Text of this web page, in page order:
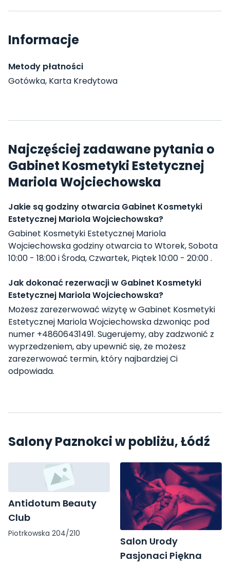
Informacje
Metody płatności
Gotówka, Karta Kredytowa
Najczęściej zadawane pytania o
Gabinet Kosmetyki Estetycznej
Mariola Wojciechowska
Jakie są godziny otwarcia Gabinet Kosmetyki
Estetycznej Mariola Wojciechowska?
Gabinet Kosmetyki Estetycznej Mariola
Wojciechowska godziny otwarcia to Wtorek, Sobota
10:00 - 18:00 i Środa, Czwartek, Piątek 10:00 - 20:00 .
Jak dokonać rezerwacji w Gabinet Kosmetyki
Estetycznej Mariola Wojciechowska?
Możesz zarezerwować wizytę w Gabinet Kosmetyki
Estetycznej Mariola Wojciechowska dzwoniąc pod
numer +48606431491. Sugerujemy, aby zadzwonić z
wyprzedzeniem, aby upewnić się, że możesz
zarezerwować termin, który najbardziej Ci
odpowiada.
Salony Paznokci w pobliżu, Łódź
Antidotum Beauty
Club
Piotrkowska 204/210
Salon Urody
Pasjonaci Piękna